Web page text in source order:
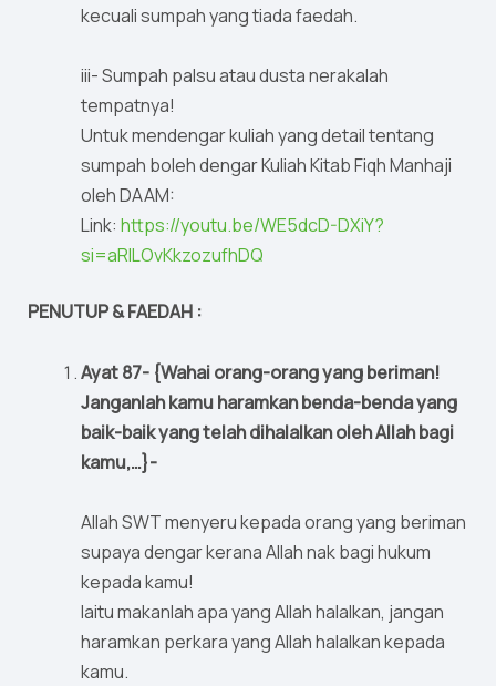
kecuali sumpah yang tiada faedah.
iii- Sumpah palsu atau dusta nerakalah
tempatnya!
Untuk mendengar kuliah yang detail tentang
sumpah boleh dengar Kuliah Kitab Fiqh Manhaji
oleh DAAM:
Link: https://youtu.be/WE5dcD-DXiY?
si=aRlLOvKkzozufhDQ
PENUTUP & FAEDAH :
Ayat 87- {Wahai orang-orang yang beriman!
Janganlah kamu haramkan benda-benda yang
baik-baik yang telah dihalalkan oleh Allah bagi
kamu,…}-
Allah SWT menyeru kepada orang yang beriman
supaya dengar kerana Allah nak bagi hukum
kepada kamu!
Iaitu makanlah apa yang Allah halalkan, jangan
haramkan perkara yang Allah halalkan kepada
kamu.